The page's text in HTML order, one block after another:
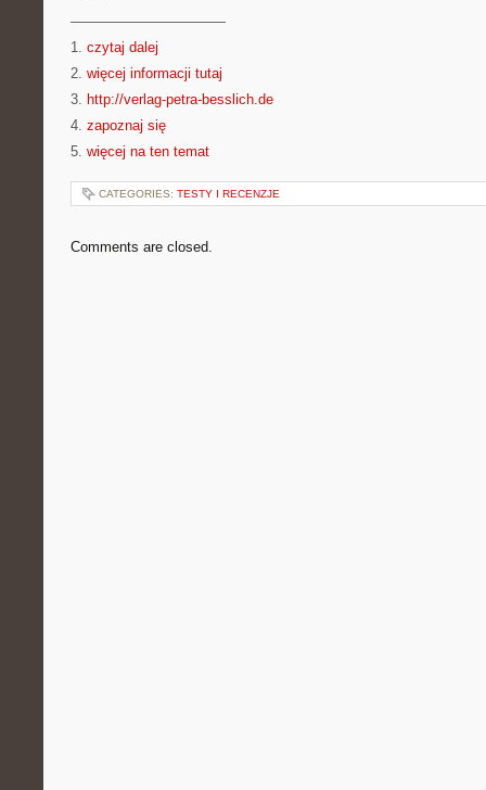
———————————
1. czytaj dalej
2. więcej informacji tutaj
3. http://verlag-petra-besslich.de
4. zapoznaj się
5. więcej na ten temat
CATEGORIES: TESTY I RECENZJE
Comments are closed.